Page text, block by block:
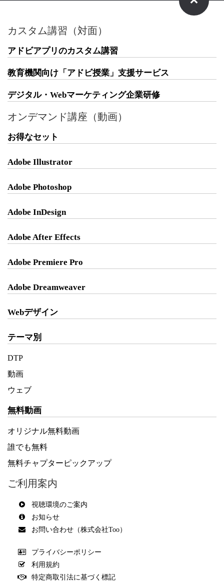
カスタム講習（対面）
アドビアプリのカスタム講習
教育機関向け「アドビ授業」支援サービス
デジタル・Webマーケティング企業研修
オンデマンド講座（動画）
お得なセット
Adobe Illustrator
Adobe Photoshop
Adobe InDesign
Adobe After Effects
Adobe Premiere Pro
Adobe Dreamweaver
Webデザイン
テーマ別
DTP
動画
ウェブ
無料動画
オリジナル無料動画
誰でも無料
無料チャプターピックアップ
ご利用案内
視聴環境のご案内
お知らせ
お問い合わせ（株式会社Too）
プライバシーポリシー
利用規約
特定商取引法に基づく標記